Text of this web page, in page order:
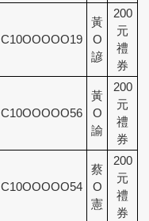
C10OOOOO19
黃
O
諺
200
元
禮
券
C10OOOOO56
黃
O
諭
200
元
禮
券
C10OOOOO54
蔡
O
憲
200
元
禮
券